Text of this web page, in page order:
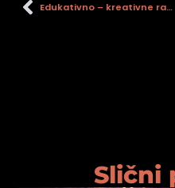
Edukativno – kreativne radionice u sklopu programa „Božić u Muzeju”
Slični